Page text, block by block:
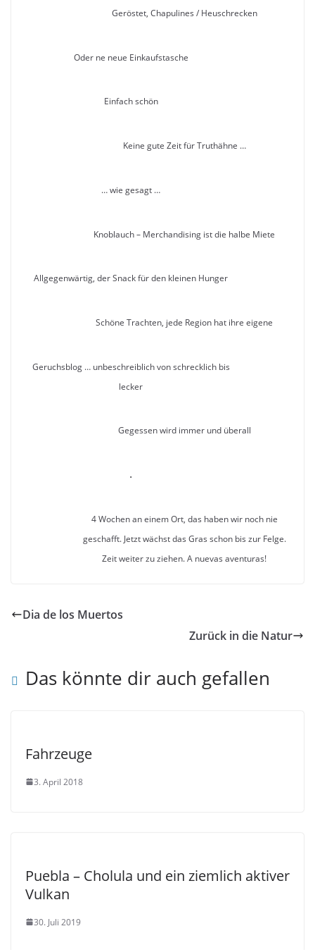
Geröstet, Chapulines / Heuschrecken
Oder ne neue Einkaufstasche
Einfach schön
Keine gute Zeit für Truthähne …
… wie gesagt …
Knoblauch – Merchandising ist die halbe Miete
Allgegenwärtig, der Snack für den kleinen Hunger
Schöne Trachten, jede Region hat ihre eigene
Geruchsblog … unbeschreiblich von schrecklich bis
lecker
Gegessen wird immer und überall
.
4 Wochen an einem Ort, das haben wir noch nie
geschafft. Jetzt wächst das Gras schon bis zur Felge.
Zeit weiter zu ziehen. A nuevas aventuras!
Dia de los Muertos
Zurück in die Natur
Das könnte dir auch gefallen
Fahrzeuge
3. April 2018
Puebla – Cholula und ein ziemlich aktiver
Vulkan
30. Juli 2019